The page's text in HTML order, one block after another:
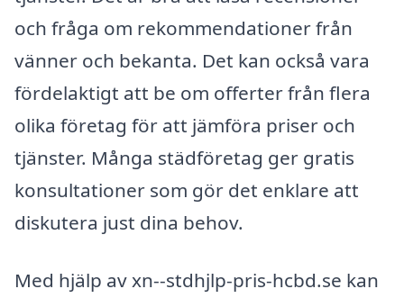
och fråga om rekommendationer från
vänner och bekanta. Det kan också vara
fördelaktigt att be om offerter från flera
olika företag för att jämföra priser och
tjänster. Många städföretag ger gratis
konsultationer som gör det enklare att
diskutera just dina behov.
Med hjälp av xn--stdhjlp-pris-hcbd.se kan